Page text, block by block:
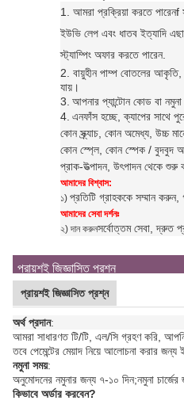
1. আমরা প্রক্রিয়া করতে পারেনf
ইউভি লেপ এবং ধাতব ইত্যাদি
স্ট্যাম্পিং অফার করতে পারেন.
2. বায়ুহীন পাম্প বোতলের আকৃতি,
যায়।
3. আপনার প্যান্টোন কোড বা
4. এনফাঁস হচ্ছে, ক্যাপের সাথে
কোন স্ক্র্যাচ, কোন অমেধ্য, উচ্চ
কোন স্প্লে, কোন স্পেক / বুদবুদ
প্রাক-উত্পাদন, উৎপাদন থেকে শুরু
আমাদের বিশ্বাস:
১) প্রতিটি গ্রাহককে সম্মান করুন,
আমাদের সেবা দর্শনঃ
২) দান করুনসর্বোত্তম সেবা, দ্রুত
প্রায়শই জিজ্ঞাসিত প্রশ্ন
প্রায়শই জিজ্ঞাসিত প্রশ্ন
অর্থ প্রদান:
আমরা সাধারণত টি/টি, এল/সি গ্রহণ করি,
তবে পেমেন্টের মেয়াদ নিয়ে আলোচনা করার জন্য
নমুনা সময়:
অনুমোদনের নমুনার জন্য ৭-১০ দিন;নমুনা
কিভাবে অর্ডার করবেন?